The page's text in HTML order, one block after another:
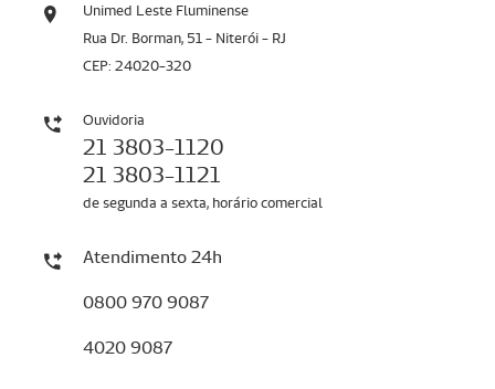
Unimed Leste Fluminense
Rua Dr. Borman, 51 - Niterói - RJ
CEP: 24020-320
Ouvidoria
21 3803-1120
21 3803-1121
de segunda a sexta, horário comercial
Atendimento 24h
0800 970 9087
4020 9087